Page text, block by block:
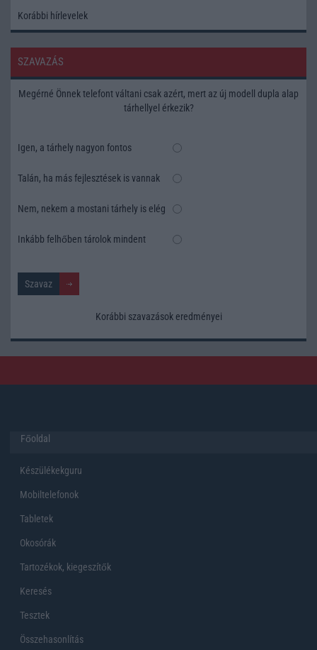
Korábbi hírlevelek
SZAVAZÁS
Megérné Önnek telefont váltani csak azért, mert az új modell dupla alap
tárhellyel érkezik?
Igen, a tárhely nagyon fontos
Talán, ha más fejlesztések is vannak
Nem, nekem a mostani tárhely is elég
Inkább felhőben tárolok mindent
Korábbi szavazások eredményei
Főoldal
Készülékekguru
Mobiltelefonok
Tabletek
Okosórák
Tartozékok, kiegeszítők
Keresés
Tesztek
Összehasonlítás